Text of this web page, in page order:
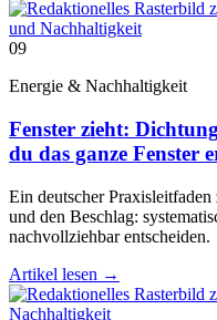
09
Energie & Nachhaltigkeit
Fenster zieht:
du das ganze Fenster
Ein deutscher
und den Beschlag:
nachvollziehbar entscheiden.
Artikel lesen →